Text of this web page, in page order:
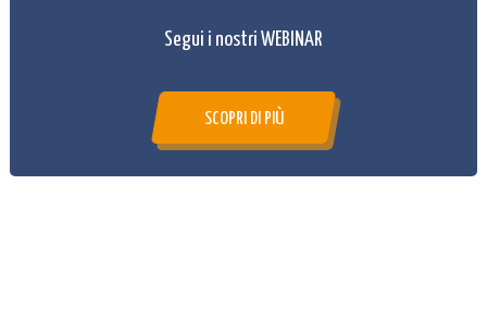
Segui i nostri WEBINAR
SCOPRI DI PIÙ